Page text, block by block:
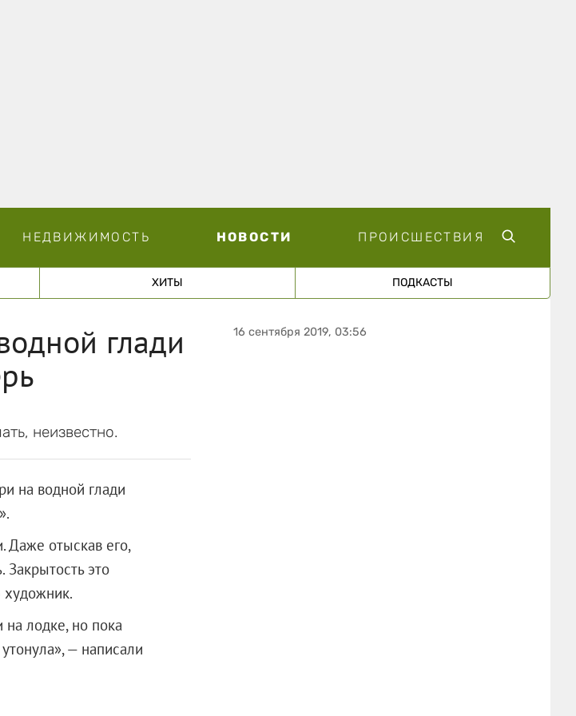
НЕДВИЖИМОСТЬ НОВОСТИ ПРОИСШЕСТВИЯ
ХИТЫ ПОДКАСТЫ
глади
неизвестно.
на водной глади
Даже отыскав его,
Закрытость это
художник.
лодке, но пока
— написали
16 сентября 2019, 03:56